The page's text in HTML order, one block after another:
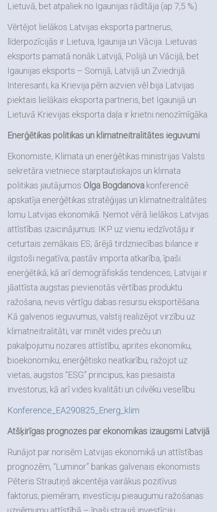
Lietuvā, bet atpaliek no Igaunijas rādītāja (ap 7,5 %).
Vērtējot lielākos Latvijas eksporta partnerus,
līderpozīcijās ir Lietuva, Igaunija un Vācija. Lietuvas
eksports pamatā nonāk Latvijā, Polijā un Vācijā, bet
Igaunijas eksports – Somijā, Latvijā un Zviedrijā.
Interesanti, ka Krievija pērn aizvien vēl bija Latvijas
piektais lielākais eksporta partneris, bet Igaunijā un
Lietuvā Krievijas eksporta daļa ir krietni nenozīmīgāka.
Enerģētikas politikas un klimatneitralitātes ieguvumi
Ekonomiste, Klimata un enerģētikas ministrijas Valsts
sekretāra vietniece starptautiskajos un klimata
politikas jautājumos Olga Bogdanova konferencē
apskatīja enerģētikas stratēģijas un klimatneitralitātes
lomu Latvijas ekonomikā. Ņemot vērā lielākos Latvijas
attīstības izaicinājumus: IKP uz vienu iedzīvotāju ir
ceturtais zemākais ES; ārējā tirdzniecības bilance ir
ilgstoši negatīva; pastāv importa atkarība, īpaši
enerģētikā; kā arī demogrāfiskās tendences, Latvijai ir
jāattīsta augstas pievienotās vērtības produktu
ražošana, nevis vērtīgu dabas resursu eksportēšana.
Kā galvenos ieguvumus, valstij realizējot virzību uz
klimatneitralitāti, var minēt vides preču un
pakalpojumu nozares attīstību, aprites ekonomiku,
bioekonomiku, enerģētisko neatkarību, ražojot uz
vietas, augstos “ESG” principus, kas piesaista
investorus, kā arī vides kvalitāti un cilvēku veselību.
Konference_EA290825_Energ_klim
Atšķirīgas prognozes par ekonomikas izaugsmi Latvijā
Runājot par norisēm Latvijas ekonomikā un attīstības
prognozēm, “Luminor” bankas galvenais ekonomists
Pēteris Strautiņš akcentēja vairākus pozitīvus
faktorus, piemēram, investīciju pieaugumu ražošanas